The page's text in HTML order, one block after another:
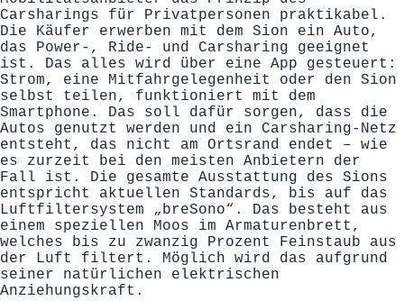
Carsharings für Privatpersonen praktikabel.
Die Käufer erwerben mit dem Sion ein Auto,
das Power-, Ride- und Carsharing geeignet
ist. Das alles wird über eine App gesteuert:
Strom, eine Mitfahrgelegenheit oder den Sion
selbst teilen, funktioniert mit dem
Smartphone. Das soll dafür sorgen, dass die
Autos genutzt werden und ein Carsharing-Netz
entsteht, das nicht am Ortsrand endet – wie
es zurzeit bei den meisten Anbietern der
Fall ist. Die gesamte Ausstattung des Sions
entspricht aktuellen Standards, bis auf das
Luftfiltersystem „breSono“. Das besteht aus
einem speziellen Moos im Armaturenbrett,
welches bis zu zwanzig Prozent Feinstaub aus
der Luft filtert. Möglich wird das aufgrund
seiner natürlichen elektrischen
Anziehungskraft.